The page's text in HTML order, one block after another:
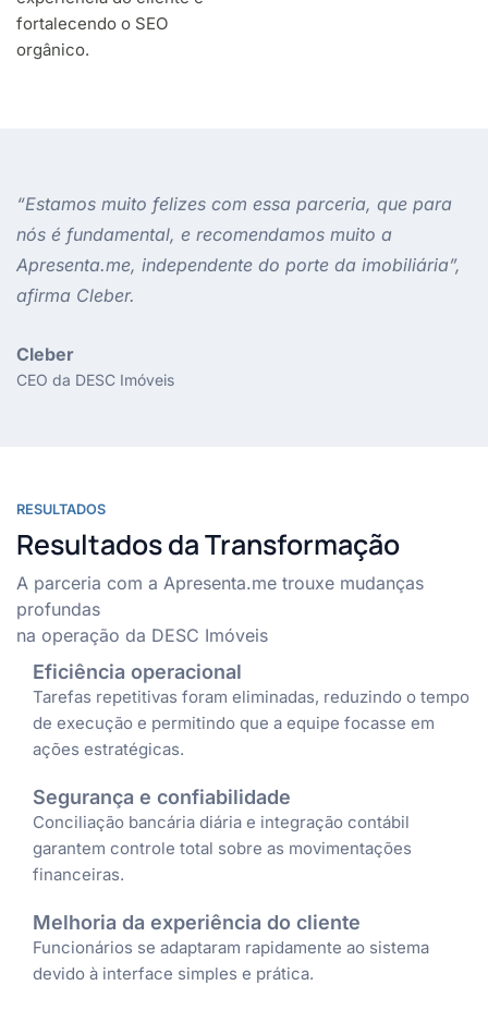
fortalecendo o SEO
orgânico.
Cleber
CEO da DESC Imóveis
“Estamos muito felizes com essa parceria, que para
nós é fundamental, e recomendamos muito a
Apresenta.me, independente do porte da imobiliária”,
afirma Cleber.
RESULTADOS
Resultados da Transformação
A parceria com a Apresenta.me trouxe mudanças
profundas
na operação da DESC Imóveis
Eficiência operacional
Tarefas repetitivas foram eliminadas, reduzindo o tempo
de execução e permitindo que a equipe focasse em
ações estratégicas.
Segurança e confiabilidade
Conciliação bancária diária e integração contábil
garantem controle total sobre as movimentações
financeiras.
Melhoria da experiência do cliente
Funcionários se adaptaram rapidamente ao sistema
devido à interface simples e prática.